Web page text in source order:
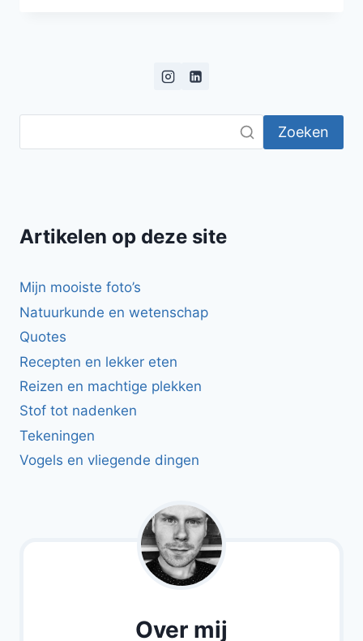
GEMARINEERDE
EN
OREGANO
Zoeken
Artikelen op deze site
Mijn mooiste foto’s
Natuurkunde en wetenschap
Quotes
Recepten en lekker eten
Reizen en machtige plekken
Stof tot nadenken
Tekeningen
Vogels en vliegende dingen
Over mij